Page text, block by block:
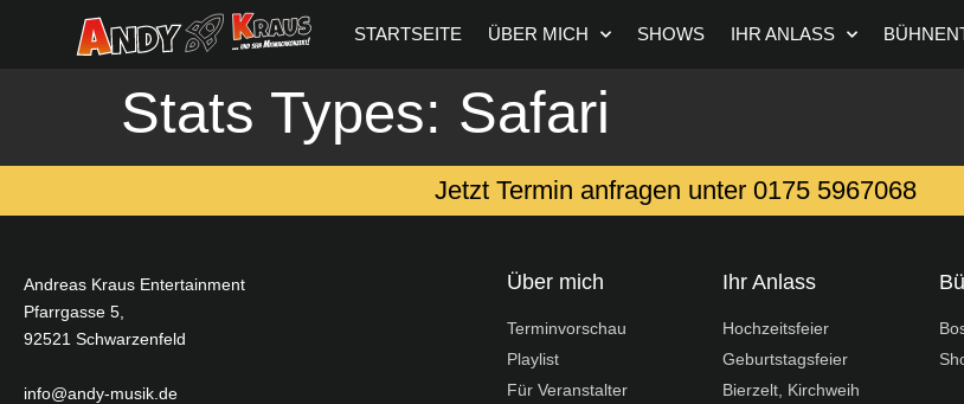
STARTSEITE ÜBER MICH SHOWS IHR ANLASS
Stats Types: Safari
Jetzt Termin anfragen unter ‭0175 5967068‬
Andreas Kraus Entertainment
Pfarrgasse 5,
92521 Schwarzenfeld
info@andy-musik.de
Über mich
Terminvorschau
Playlist
Für Veranstalter
Ihr Anlass
Hochzeitsfeier
Geburtstagsfeier
Bierzelt, Kirchweih